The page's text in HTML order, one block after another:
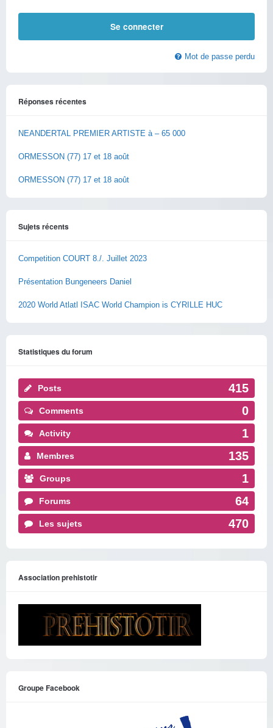
Mot de passe perdu
Réponses récentes
NEANDERTAL PREMIER ARTISTE à – 65 000
ORMESSON (77) 17 et 18 août
ORMESSON (77) 17 et 18 août
Sujets récents
Competition COURT 8./. Juillet 2023
Présentation Bungeneers Daniel
2020 World Atlatl ISAC World Champion is CYRILLE HUC
Statistiques du forum
Posts 415
Comments 0
Activity 1
Membres 135
Groups 1
Forums 64
Les sujets 470
Association prehistotir
Groupe Facebook